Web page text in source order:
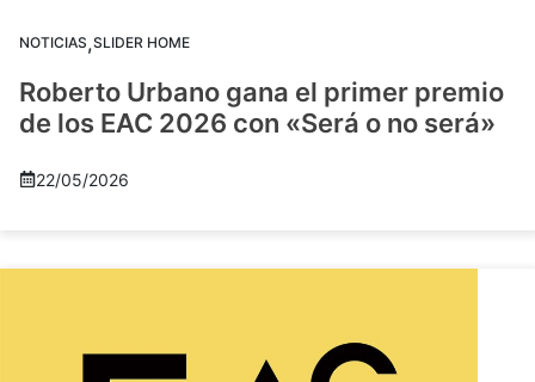
NOTICIAS,SLIDER HOME
Roberto Urbano gana el primer premio
de los EAC 2026 con «Será o no será»
22/05/2026